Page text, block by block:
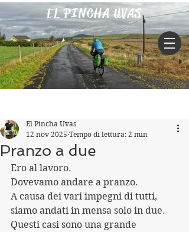
EL PINCHA UVAS
Pranzo a due
El Pincha Uvas
12 nov 2025 Tempo di lettura: 2 min
Ero al lavoro.
Dovevamo andare a pranzo.
A causa dei vari impegni di tutti,
siamo andati in mensa solo in due.
Questi casi sono una grande